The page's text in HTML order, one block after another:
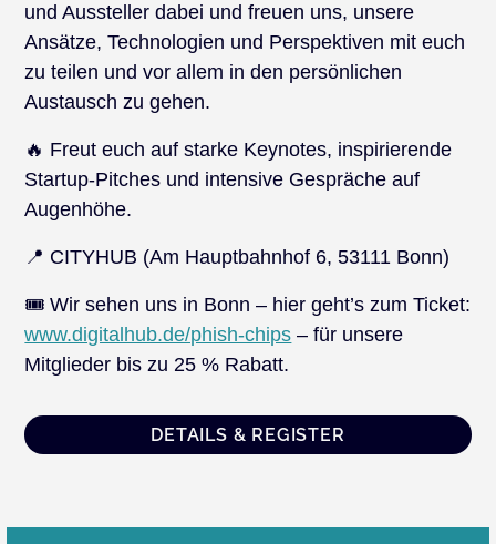
und Aussteller dabei und freuen uns, unsere
Ansätze, Technologien und Perspektiven mit euch
zu teilen und vor allem in den persönlichen
Austausch zu gehen.
🔥 Freut euch auf starke Keynotes, inspirierende
Startup-Pitches und intensive Gespräche auf
Augenhöhe.
📍 CITYHUB (Am Hauptbahnhof 6, 53111 Bonn)
🎟️ Wir sehen uns in Bonn – hier geht’s zum Ticket:
www.digitalhub.de/phish-chips – für unsere
Mitglieder bis zu 25 % Rabatt.
DETAILS & REGISTER